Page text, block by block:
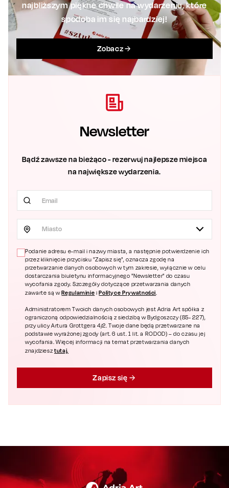
najbliższym piękne chwile na wydarzeniu, które
spodoba im się najbardziej!
Zobacz
Newsletter
Bądź zawsze na bieżąco - rezerwuj najlepsze miejsca
na największe wydarzenia.
Miasto
Podanie adresu e-mail i nazwy miasta, a następnie potwierdzenie ich
przez kliknięcie przycisku "Zapisz się", oznacza zgodę na
przetwarzanie danych osobowych w tym zakresie, wyłącznie w celu
dostarczania biuletynu informacyjnego "Newsletter" do czasu
wycofania zgody. Szczegóły dotyczące przetwarzania danych
zawarte są wRegulaminie i Polityce Prywatności.
Administratorem Twoich danych osobowych jest Adria Art spółka z
ograniczoną odpowiedzialnością z siedzibą w Bydgoszczy (85- 227),
przy ulicy Artura Grottgera 4/2. Twoje dane będą przetwarzane na
podstawie wyrażonej zgody (art. 6 ust. 1 lit. a RODOD) – do czasu jej
wycofania. Więcej informacji na temat przetwarzania danych
znajdziesztutaj.
Zapisz się